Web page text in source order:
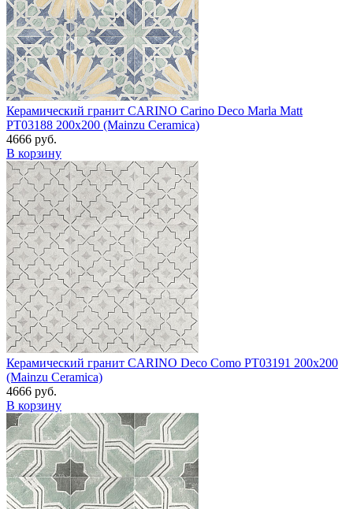
Керамический гранит CARINO Carino Deco Marla Matt
PT03188 200x200 (Mainzu Ceramica)
4666 руб.
В корзину
Керамический гранит CARINO Deco Como PT03191 200x200
(Mainzu Ceramica)
4666 руб.
В корзину